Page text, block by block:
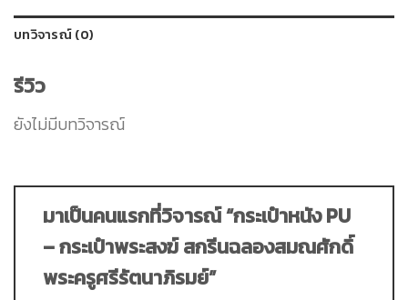
บทวิจารณ์ (0)
รีวิว
ยังไม่มีบทวิจารณ์
มาเป็นคนแรกที่วิจารณ์ “กระเป๋าหนัง PU
– กระเป๋าพระสงฆ์ สกรีนฉลองสมณศักดิ์
พระครูศรีรัตนาภิรมย์”